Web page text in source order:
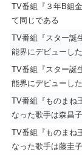
TV番組『３年B組
て同じである
TV番組『スター誕
能界にデビューし
TV番組『スター誕
能界にデビューし
TV番組『ものまね
なった歌手は森昌
TV番組『ものまね
なった歌手は藤圭